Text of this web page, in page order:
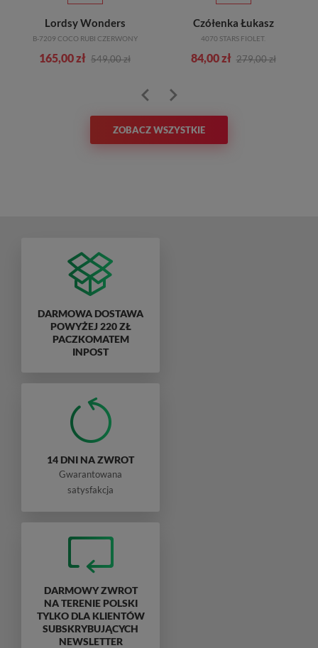
Lordsy Wonders
B-7209 COCO RUBI CZERWONY
165,00 zł 549,00 zł
Czółenka Łukasz
4070 STARS FIOLET.
84,00 zł 279,00 zł
ZOBACZ WSZYSTKIE
DARMOWA DOSTAWA
POWYŻEJ 220 ZŁ
PACZKOMATEM
INPOST
14 DNI NA ZWROT
Gwarantowana
satysfakcja
DARMOWY ZWROT
NA TERENIE POLSKI
TYLKO DLA KLIENTÓW
SUBSKRYBUJĄCYCH
NEWSLETTER